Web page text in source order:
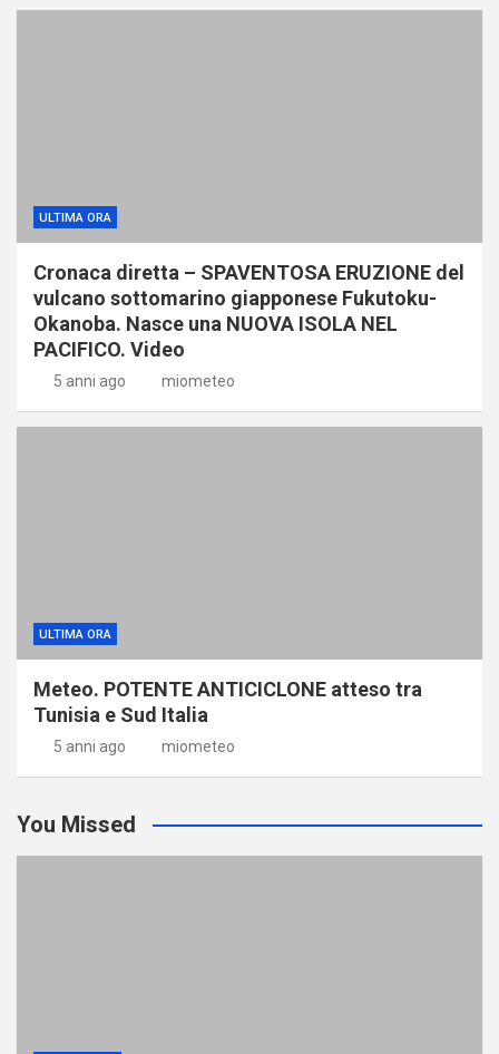
ULTIMA ORA
Cronaca diretta – SPAVENTOSA ERUZIONE del
vulcano sottomarino giapponese Fukutoku-
Okanoba. Nasce una NUOVA ISOLA NEL
PACIFICO. Video
5 anni ago miometeo
ULTIMA ORA
Meteo. POTENTE ANTICICLONE atteso tra
Tunisia e Sud Italia
5 anni ago miometeo
You Missed